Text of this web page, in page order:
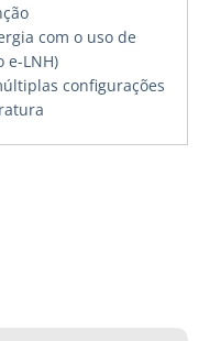
com o uso de
e-LNH)
configurações